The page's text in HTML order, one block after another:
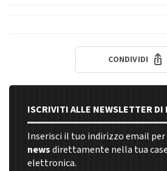
CONDIVIDI
ISCRIVITI ALLE NEWSLETTER DI
Inserisci il tuo indirizzo email per
newsdirettamente nella tua
elettronica.